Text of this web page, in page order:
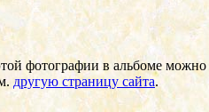
фотографии в альбоме
другую страницу сайта.